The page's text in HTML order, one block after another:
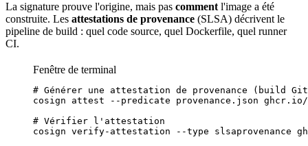
La signature prouve l'origine, mais pas commentl'image a été
construite. Les attestations de provenance (SLSA) décrivent le
pipeline de build : quel code source, quel Dockerfile, quel runner
CI.
Fenêtre de terminal
# Générer une attestation de provenance (build
cosign
attest --predicate provenance.json ghcr.io/
# Vérifier l'attestation
cosign verify-attestation --type slsaprovenance